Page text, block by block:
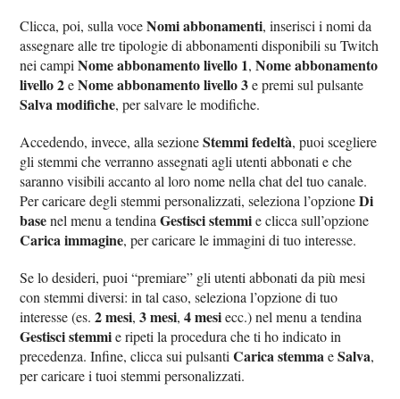
Clicca, poi, sulla voceNomi abbonamenti, inserisci i nomi da
assegnare alle tre tipologie di abbonamenti disponibili su Twitch
nei campiNome abbonamento livello 1,Nome abbonamento
livello 2eNome abbonamento livello 3e premi sul pulsante
Salva modifiche, per salvare le modifiche.
Accedendo, invece, alla sezioneStemmi fedeltà, puoi scegliere
gli stemmi che verranno assegnati agli utenti abbonati e che
saranno visibili accanto al loro nome nella chat del tuo canale.
Per caricare degli stemmi personalizzati, seleziona l’opzioneDi
basenel menu a tendinaGestisci stemmie clicca sull’opzione
Carica immagine, per caricare le immagini di tuo interesse.
Se lo desideri, puoi “premiare” gli utenti abbonati da più mesi
con stemmi diversi: in tal caso, seleziona l’opzione di tuo
interesse (es.2 mesi,3 mesi,4 mesiecc.) nel menu a tendina
Gestisci stemmie ripeti la procedura che ti ho indicato in
precedenza. Infine, clicca sui pulsantiCarica stemmaeSalva,
per caricare i tuoi stemmi personalizzati.